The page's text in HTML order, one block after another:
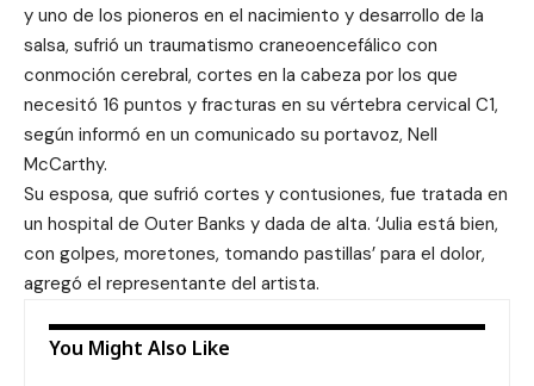
y uno de los pioneros en el nacimiento y desarrollo de la
salsa, sufrió un traumatismo craneoencefálico con
conmoción cerebral, cortes en la cabeza por los que
necesitó 16 puntos y fracturas en su vértebra cervical C1,
según informó en un comunicado su portavoz, Nell
McCarthy.
Su esposa, que sufrió cortes y contusiones, fue tratada en
un hospital de Outer Banks y dada de alta. ‘Julia está bien,
con golpes, moretones, tomando pastillas’ para el dolor,
agregó el representante del artista.
You Might Also Like